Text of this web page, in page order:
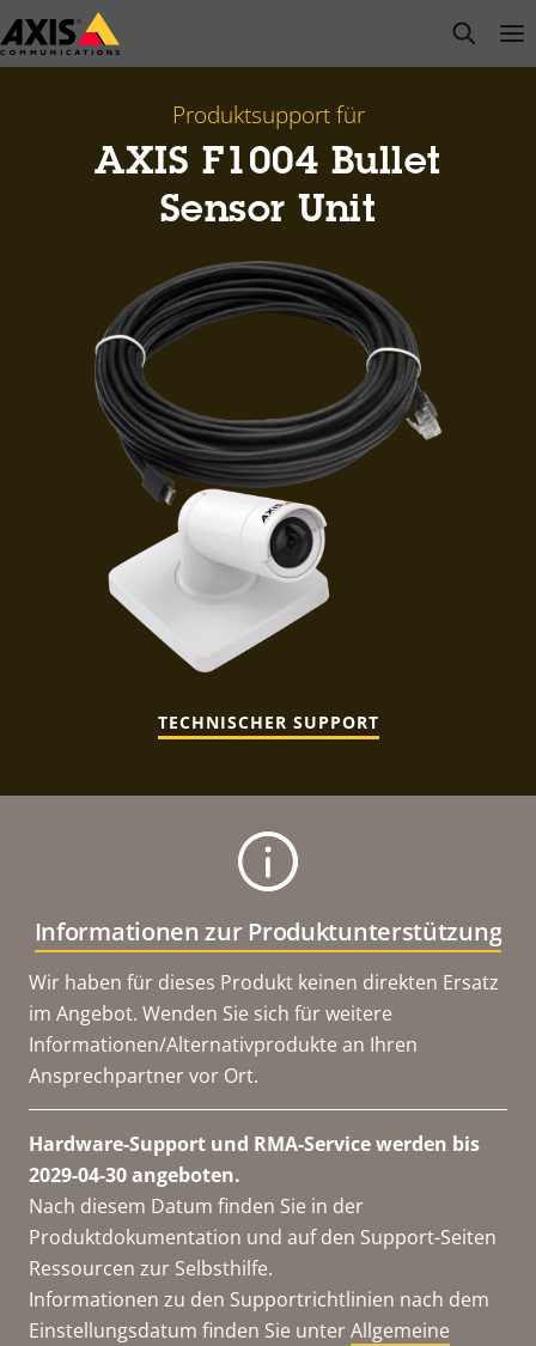
Zum
Hauptinhalt
open
Produktsupport für
AXIS F1004 Bullet
Sensor Unit
TECHNISCHER SUPPORT
Informationen zur Produktunterstützung
Wir haben für dieses Produkt keinen direkten Ersatz
im Angebot. Wenden Sie sich für weitere
Informationen/Alternativprodukte an Ihren
Ansprechpartner vor Ort.
Hardware-Support und RMA-Service werden bis
2029-04-30 angeboten.
Nach diesem Datum finden Sie in der
Produktdokumentation und auf den Support-Seiten
Ressourcen zur Selbsthilfe.
Informationen zu den Supportrichtlinien nach dem
Einstellungsdatum finden Sie unterAllgemeine